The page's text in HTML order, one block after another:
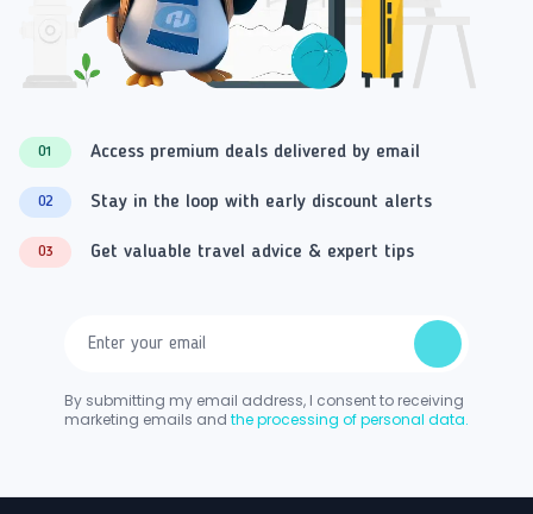
01 Access premium deals delivered by email
02 Stay in the loop with early discount alerts
03 Get valuable travel advice & expert tips
By submitting my email address, I consent to receiving
marketing emails and the processing of personal data.